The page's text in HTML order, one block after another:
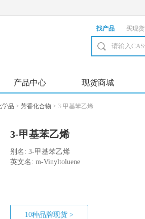
找产品 买现货
产品中心 现货商城
学品 > 芳香化合物 > 3-甲基苯乙烯
3-甲基苯乙烯
别名: 3-甲基苯乙烯
英文名: m-Vinyltoluene
10种品牌现货 >